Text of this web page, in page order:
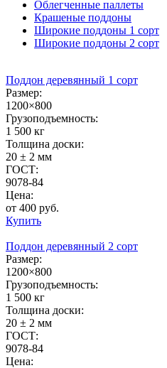
Облегченные паллеты
Крашеные поддоны
Широкие поддоны 1 сорт
Широкие поддоны 2 сорт
Поддон деревянный 1 сорт
Размер:
1200×800
Грузоподъемность:
1 500 кг
Толщина доски:
20 ± 2 мм
ГОСТ:
9078-84
Цена:
от 400 руб.
Купить
Поддон деревянный 2 сорт
Размер:
1200×800
Грузоподъемность:
1 500 кг
Толщина доски:
20 ± 2 мм
ГОСТ:
9078-84
Цена: